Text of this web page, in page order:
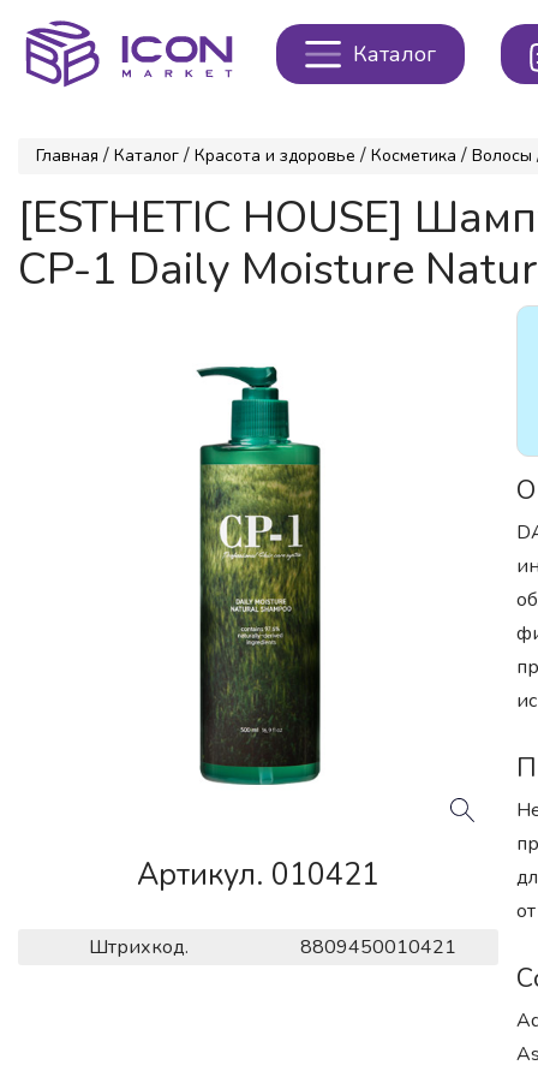
Каталог
Главная / Каталог / Красота и здоровье / Косметика / Волосы
[ESTHETIC HOUSE]
CP-1 Daily Moisture
Артикул. 010421
Штрихкод. 8809450010421